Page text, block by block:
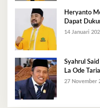
Heryanto
Dapat
14 Januari
Syahrul
La Ode
27 November